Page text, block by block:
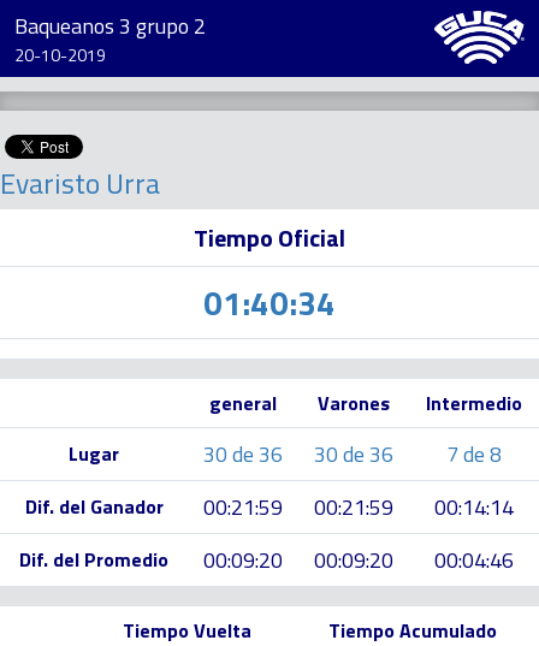
Baqueanos 3 grupo 2
20-10-2019
Evaristo Urra
Tiempo Oficial
01:40:34
general Varones
Intermedio
Lugar
30 de 36 30 de 36 7 de 8
Dif. del Ganador 00:21:59 00:21:59 00:14:14
Dif. del Promedio 00:09:20 00:09:20 00:04:46
Tiempo Vuelta
Tiempo Acumulado